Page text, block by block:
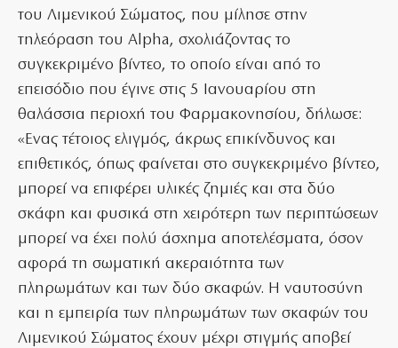
του Λιμενικού Σώματος, που μίλησε στην
τηλεόραση του Alpha, σχολιάζοντας το
συγκεκριμένο βίντεο, το οποίο είναι από το
επεισόδιο που έγινε στις 5 Ιανουαρίου στη
θαλάσσια περιοχή του Φαρμακονησίου, δήλωσε:
«Ενας τέτοιος ελιγμός, άκρως επικίνδυνος και
επιθετικός, όπως φαίνεται στο συγκεκριμένο βίντεο,
μπορεί να επιφέρει υλικές ζημιές και στα δύο
σκάφη και φυσικά στη χειρότερη των περιπτώσεων
μπορεί να έχει πολύ άσχημα αποτελέσματα, όσον
αφορά τη σωματική ακεραιότητα των
πληρωμάτων και των δύο σκαφών. Η ναυτοσύνη
και η εμπειρία των πληρωμάτων των σκαφών του
Λιμενικού Σώματος έχουν μέχρι στιγμής αποβεί